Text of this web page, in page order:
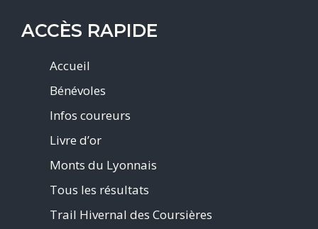
ACCÈS RAPIDE
Accueil
Bénévoles
Infos coureurs
Livre d’or
Monts du Lyonnais
Tous les résultats
Trail Hivernal des Coursières